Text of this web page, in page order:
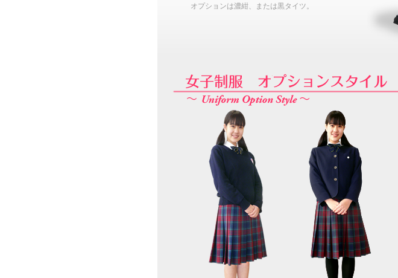
オプションは濃紺、または黒タイツ。